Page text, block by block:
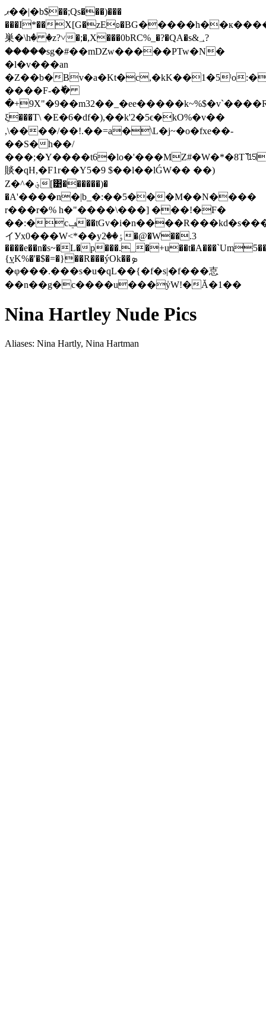
ޕ��|�b$��;Qs���)���
���I*��
巣�\hٝ� �z?˅�;�,X���0bRC%_�?�QA�s&؀?
�����sg�#��mǱw�����PTw�N�
�l�v���an
�Z��b�
����F-�ؕ�
�+9X"�9��m32��_�ee�
ξ���T\ �E�6�df�),��k'2�5ϵ�kO%�v��
,\����/��!.��=a�\L�j~�o�fxe��-
��S�h��/
賧�qH,�F1r��Y5�9 $��l��lǴW�� ��)
Z�^�؋[͹������)�
�A'����n�|b_�:��5���М��N����
r���r�% h�"����\���] ���!�F�
��:�cݠ��tGv�i�n����R���kd�s���L�o�~��w�g(�ؤ�
イУx0���W<*��yٶ��2�@�W��.3
����e��n�s~�L�
{͢vK%�'�$�=�}��R���ýOk��ܤ
�φ���.���s�u�qL��{�f�s|�f���怘
��n��g�c����u���ܺyWǃ�Ă�1��
Nina Hartley Nude Pics
Aliases: Nina Hartly, Nina Hartman